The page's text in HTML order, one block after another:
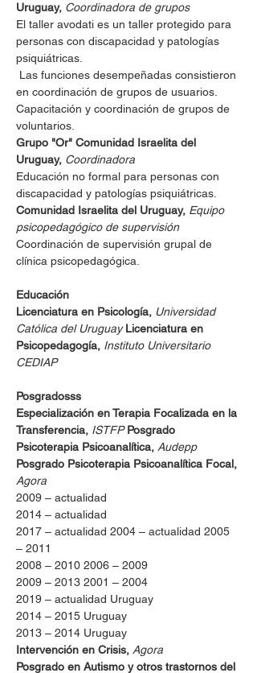
Uruguay, Coordinadora de grupos
El taller avodati es un taller protegido para
personas con discapacidad y patologías
psiquiátricas.
en coordinación de grupos de usuarios.
Capacitación y coordinación de grupos de
voluntarios.
Grupo "Or" Comunidad Israelita del
Uruguay, Coordinadora
Educación no formal para personas con
discapacidad y patologías psiquiátricas.
Comunidad Israelita del Uruguay, Equipo
psicopedagógico de supervisión
Coordinación de supervisión grupal de
clínica psicopedagógica.
Educación
Licenciatura en Psicología, Universidad
Católica del Uruguay Licenciatura en
Psicopedagogía, Instituto Universitario
CEDIAP
Posgradosss
Especialización en Terapia Focalizada en la
Transferencia, ISTFP Posgrado
Psicoterapia Psicoanalítica, Audepp
Posgrado Psicoterapia Psicoanalítica Focal,
Agora
2009 – actualidad
2014 – actualidad
2017 – actualidad 2004 – actualidad 2005
– 2011
2008 – 2010 2006 – 2009
2009 – 2013 2001 – 2004
2019 – actualidad Uruguay
2014 – 2015 Uruguay
2013 – 2014 Uruguay
Intervención en Crisis, Agora
Posgrado en Autismo y otros trastornos del